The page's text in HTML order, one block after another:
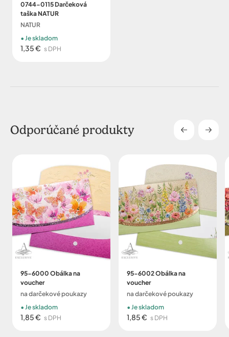
0744-0115 Darčeková
taška NATUR
NATUR
1,35 € s DPH
Je skladom
Odporúčané produkty
95-6000 Obálka na
voucher
na darčekové poukazy
1,85 € s DPH
Je skladom
95-6002 Obálka na
voucher
na darčekové poukazy
1,85 € s DPH
Je skladom